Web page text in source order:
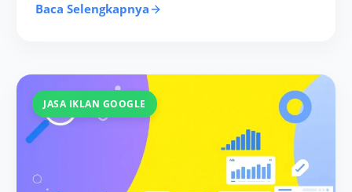
Baca Selengkapnya
JASA IKLAN GOOGLE